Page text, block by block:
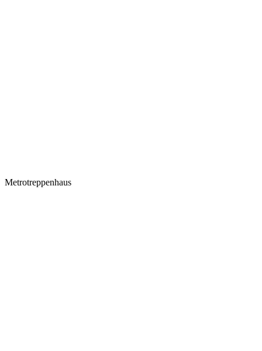
Metrotreppenhaus